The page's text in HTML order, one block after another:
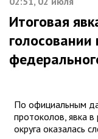
Итоговая
голосовании
По официальным
протоколов, явка в
округа оказалась